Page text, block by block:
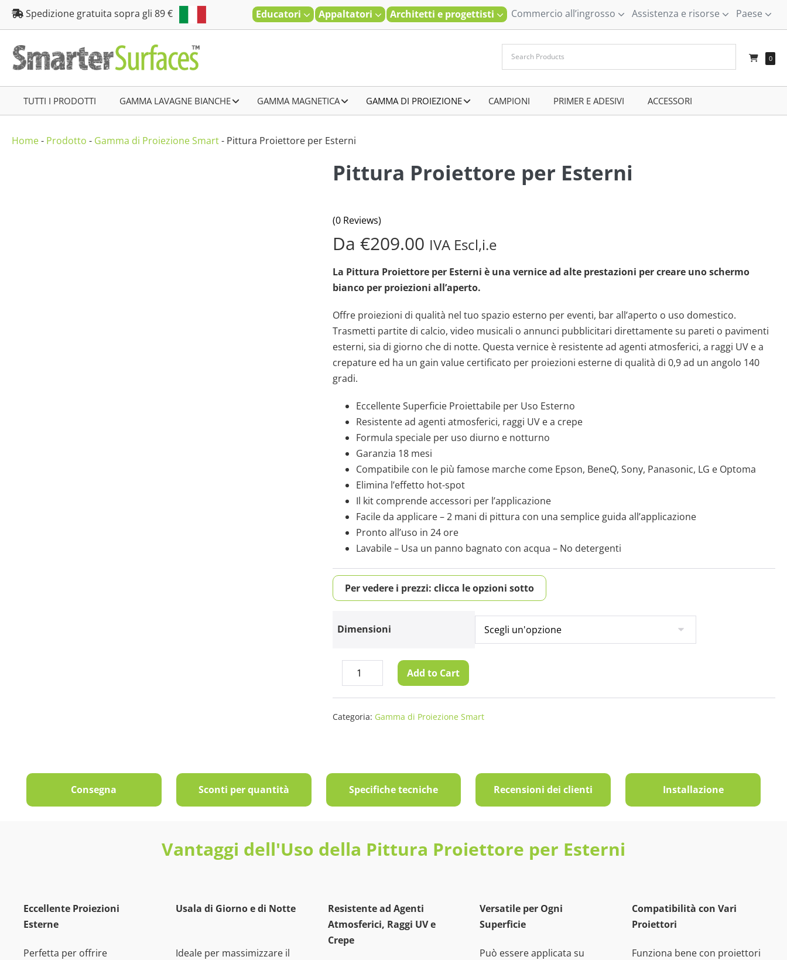
Salta
Educatori Appaltatori Architetti e progettisti Commercio all’ingrosso Assistenza e risorse Paese
Spedizione gratuita sopra gli 89 €
0
TUTTI I PRODOTTI GAMMA LAVAGNE BIANCHE– GAMMA MAGNETICA– GAMMA DI PROIEZIONE– CAMPIONI PRIMER E ADESIVI ACCESSORI
Home- Prodotto - Gamma di Proiezione Smart- Pittura Proiettore per Esterni
Pittura Proiettore per Esterni
(0 Reviews)
Da €209.00 IVA Escl,i.e
La Pittura Proiettore per Esterni è una vernice ad alte prestazioni per creare uno schermo
bianco per proiezioni all’aperto.
Offre proiezioni di qualità nel tuo spazio esterno per eventi, bar all’aperto o uso domestico.
Trasmetti partite di calcio, video musicali o annunci pubblicitari direttamente su pareti o pavimenti
esterni, sia di giorno che di notte. Questa vernice è resistente ad agenti atmosferici, a raggi UV e a
crepature ed ha un gain value certificato per proiezioni esterne di qualità di 0,9 ad un angolo 140
gradi.
Eccellente Superficie Proiettabile per Uso Esterno
Resistente ad agenti atmosferici, raggi UV e a crepe
Formula speciale per uso diurno e notturno
Garanzia 18 mesi
Compatibile con le più famose marche come Epson, BeneQ, Sony, Panasonic, LG e Optoma
Elimina l’effetto hot-spot
Il kit comprende accessori per l’applicazione
Facile da applicare – 2 mani di pittura con una semplice guida all’applicazione
Pronto all’uso in 24 ore
Lavabile – Usa un panno bagnato con acqua – No detergenti
Per vedere i prezzi: clicca le opzioni sotto
Dimensioni
Pittura
Proiettore
per
Esterni
Aumenta
Add to Cart
Categoria: Gamma di Proiezione Smart
Consegna Sconti per quantità Specifiche tecniche Recensioni dei clienti Installazione
Vantaggi dell'Uso della Pittura Proiettore per Esterni
Eccellente Proiezioni
Esterne
Perfetta per offrire
Usala di Giorno e di Notte
Ideale per massimizzare il
Resistente ad Agenti
Atmosferici, Raggi UV e
Crepe
Versatile per Ogni
Superficie
Può essere applicata su
Compatibilità con Vari
Proiettori
Funziona bene con proiettori